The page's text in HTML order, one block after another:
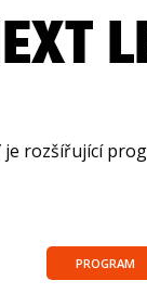
je rozšířující
PROGRAM